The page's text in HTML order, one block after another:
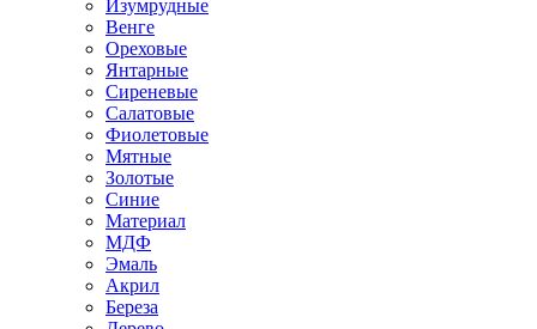
Изумрудные
Венге
Ореховые
Янтарные
Сиреневые
Салатовые
Фиолетовые
Мятные
Золотые
Синие
Материал
МДФ
Эмаль
Акрил
Береза